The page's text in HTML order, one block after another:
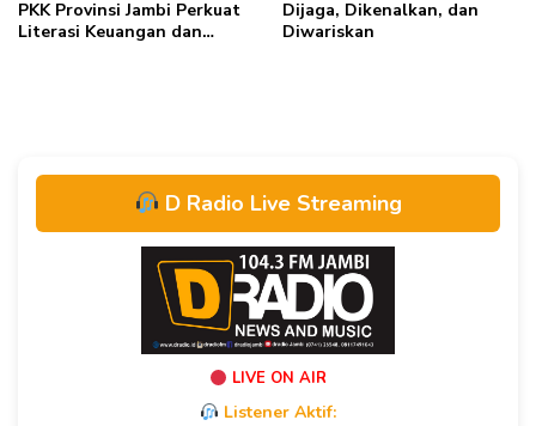
PKK Provinsi Jambi Perkuat
Literasi Keuangan dan
Dijaga, Dikenalkan, dan
Diwariskan
D Radio Live Streaming
LIVE ON AIR
Listener Aktif: